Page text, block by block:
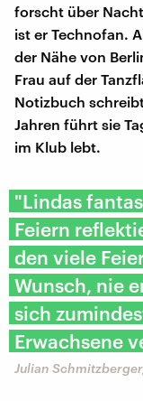
forscht über
ist er Technofan.
der Nähe von
Frau auf der
Notizbuch
Jahren führt sie
im Klub lebt.
"Lindas
Feiern
den viele
Wunsch, nie
sich
Erwachsene
Julian